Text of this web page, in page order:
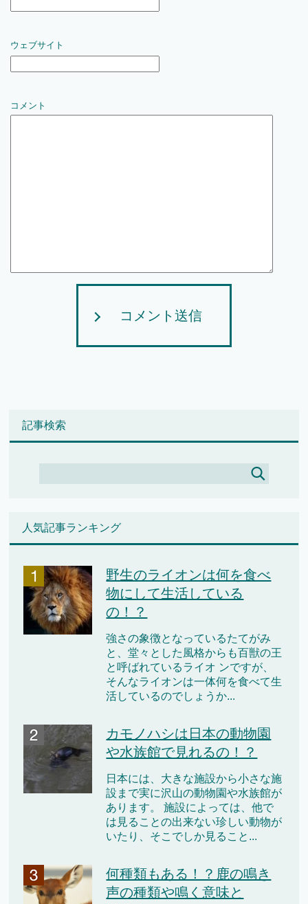
ウェブサイト
コメント
コメント送信
記事検索
人気記事ランキング
野生のライオンは何を食べ
物にして生活している
の！？
強さの象徴となっているたてがみ
と、堂々とした風格からも百獣の王
と呼ばれているライオ ンですが、
そんなライオンは一体何を食べて生
活しているのでしょうか...
カモノハシは日本の動物園
や水族館で見れるの！？
日本には、大きな施設から小さな施
設まで実に沢山の動物園や水族館が
あります。 施設によっては、他で
は見ることの出来ない珍しい動物が
いたり、そこでしか見ること...
何種類もある！？鹿の鳴き
声の種類や鳴く意味と